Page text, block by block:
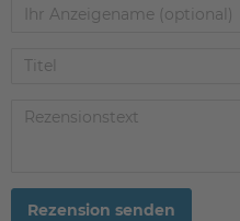
Rezension senden